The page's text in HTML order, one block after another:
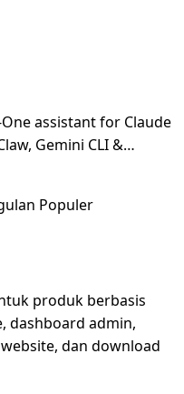
assistant for Claude
Gemini CLI &
Populer
produk berbasis
dashboard admin,
dan download